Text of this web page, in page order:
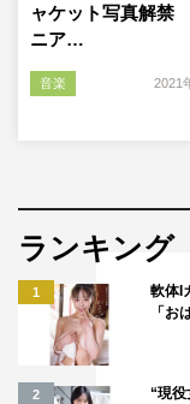
ャケット写真解禁
ニア…
音楽 2021
ランキング
1
軟体I
「お
2
“現